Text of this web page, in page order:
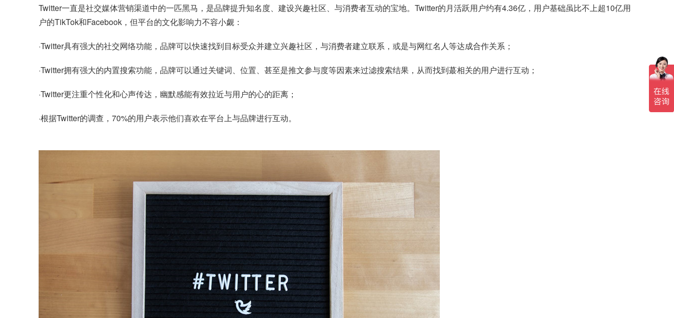
Twitter一直是社交媒体营销渠道中的一匹黑马，是品牌提升知名度、建设兴趣社区、与消费者互动的宝地。Twitter的月活跃用户约有4.36亿，用户基础虽比不上超10亿用
户的TikTok和Facebook，但平台的文化影响力不容小觑：
·Twitter具有强大的社交网络功能，品牌可以快速找到目标受众并建立兴趣社区，与消费者建立联系，或是与网红名人等达成合作关系；
·Twitter拥有强大的内置搜索功能，品牌可以通过关键词、位置、甚至是推文参与度等因素来过滤搜索结果，从而找到蕞相关的用户进行互动；
·Twitter更注重个性化和心声传达，幽默感能有效拉近与用户的心的距离；
·根据Twitter的调查，70%的用户表示他们喜欢在平台上与品牌进行互动。